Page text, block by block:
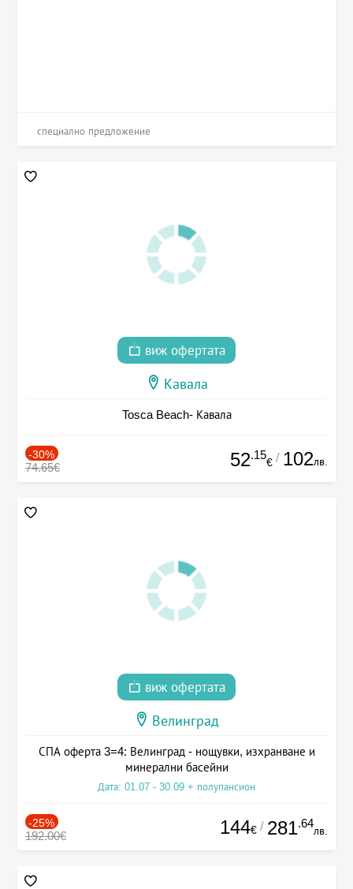
специално предложение
виж офертата
Кавала
Tosca Beach- Кавала
-30%
74.65€ 52.15
€ / 102лв.
виж офертата
Велинград
СПА оферта 3=4: Велинград - нощувки, изхранване и
минерални басейни
Дата: 01.07 - 30.09 + полупансион
-25%
192.00€ 144€ / 281.64
лв.